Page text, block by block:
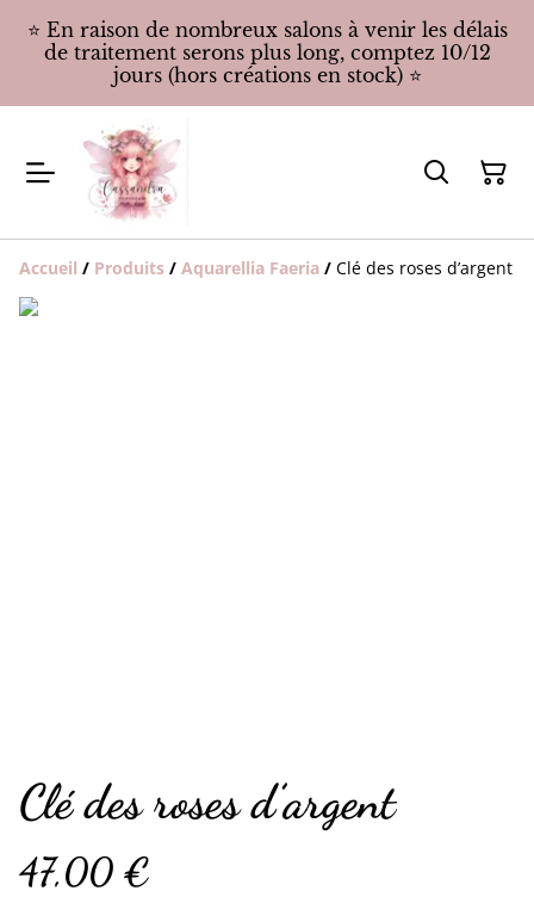
⭐️ En raison de nombreux salons à venir les délais
de traitement serons plus long, comptez 10/12
jours (hors créations en stock) ⭐️
Accueil / Produits / Aquarellia Faeria / Clé des roses d’argent
Clé des roses d’argent
47,00 €